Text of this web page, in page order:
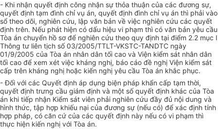
- Khi nhận quyết định công nhận sự thỏa thuận của các đương sự,
quyết định tạm đình chỉ vụ án, quyết định đình chỉ vụ án thì phải vào
sổ theo dõi, nghiên cứu, lập văn bản về việc nghiên cứu các quyết
định trên. Nếu phát hiện có dấu hiệu vi phạm thì có văn bản yêu cầu
Tòa án chuyển hồ sơ để nghiên cứu theo quy định tại điểm 2.2 mục I
Thông tư liên tịch số 03/2005/TTLT-VKSTC-TANDTC ngày
01/9/2005 của Tòa án nhân dân tối cao và Viện kiểm sát nhân dân
tối cao để xem xét việc kháng nghị, báo cáo đề nghị Viện kiểm sát
cấp trên kháng nghị hoặc kiến nghị yêu cầu Tòa án khắc phục.
- Đối với các Quyết định áp dụng biện pháp khẩn cấp tạm thời,
quyết định trưng cầu giám định và một số quyết định khác của Tòa
án khi tiếp nhận Kiểm sát viên phải nghiên cứu đầy đủ nội dung và
hình thức, tập hợp khiếu nại của đương sự (nếu có) để xác định tính
hợp pháp, có căn cứ của các quyết định này nếu có vi phạm thì
thực hiện kiến nghị với Tòa án.